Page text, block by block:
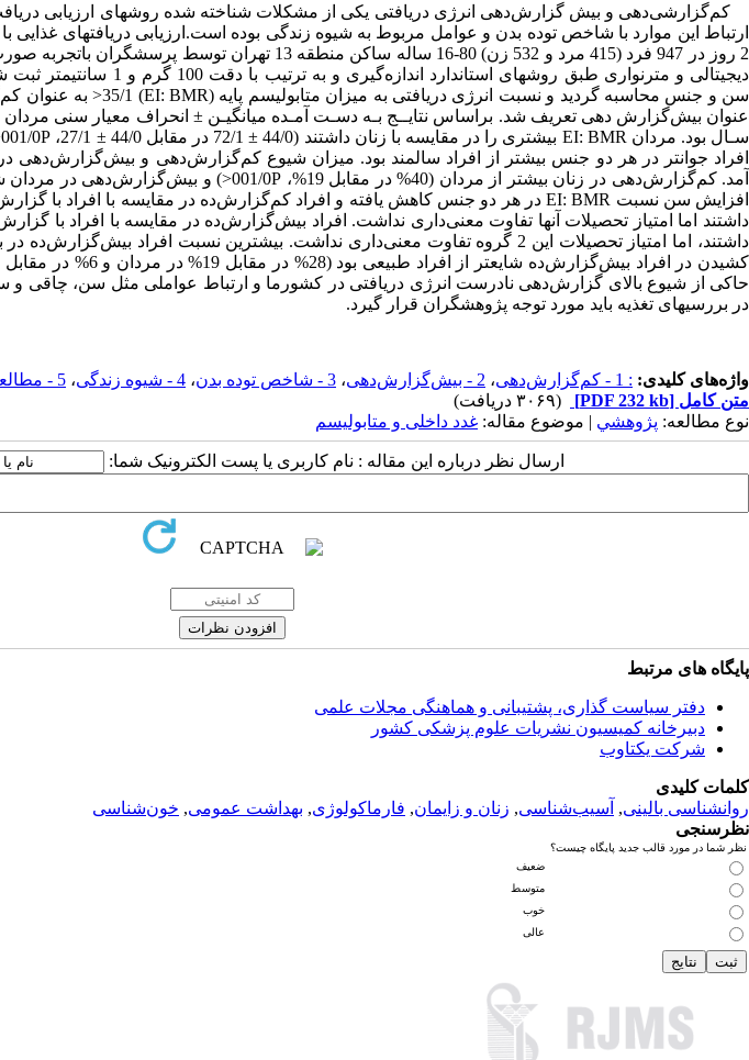
کم‌گزارشی‌دهی و بیش‌ گزارش‌دهی انرژی دریافتی یکی از مشکلات شناخته شده روشهای ارزیابی
2 روز در 947 فرد (415 مرد و 532 زن) 80-16 ساله ساکن منطقه 13
دیجیتالی و مترنواری طبق روشهای
حاکی از شیوع بالای گزارش‌دهی نادرست انرژی دریافتی در کشورما و ارتباط عواملی مثل سن، چاقی و
در بررسیهای تغذیه‌ باید مورد توجه پژوهشگران قرار گیرد.
واژه‌های کلیدی: : 1 - کم‌گزارش‌دهی ، 2 - بیش‌گزارش‌دهی ، 3 - شاخص توده بدن ، 4 - شیوه زندگی ، 5 - مطالعه قند و لیپید تهران
متن کامل [PDF 232 kb]
(۳۰۶۹ دریافت)
نوع مطالعه: پژوهشي | موضوع مقاله: غدد داخلی و متابولیسم
ارسال نظر درباره این مقاله : نام کاربری یا پست الکترونیک شما:
پایگاه های مرتبط
دفتر سیاست گذاری، پشتیبانی و هماهنگی مجلات علمی
دبیرخانه کمیسیون نشریات علوم پزشکی کشور
شرکت یکتاوب
کلمات کلیدی
روانشناسی بالینی, آسیب‌شناسی, زنان و زایمان, فارماکولوژی, بهداشت عمومی, خون‌شناسی
نظرسنجی
نظر شما در مورد قالب جدید پایگاه چیست؟
ضعیف
متوسط
خوب
عالی